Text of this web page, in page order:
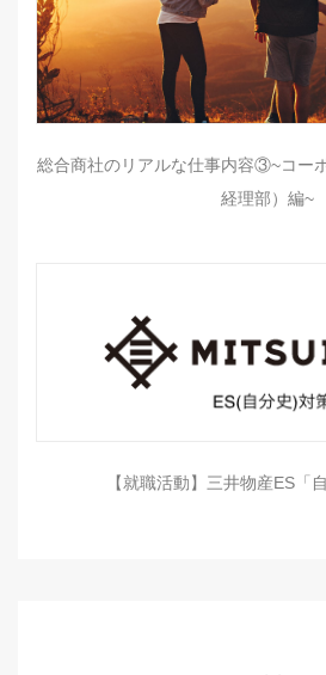
総合商社のリアルな仕事内容③~コー
経理部）編~
【就職活動】三井物産ES「